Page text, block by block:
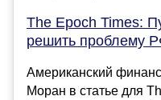
The Epoch Times:
решить проблему
Американский
Моран в статье для